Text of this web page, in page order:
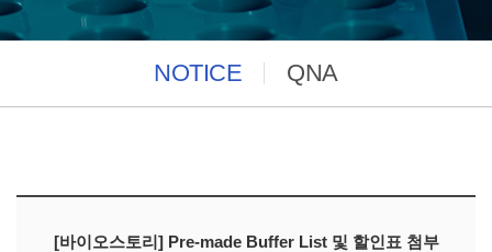
NOTICE QNA
[바이오스토리] Pre-made Buffer List 및 할인표 첨부